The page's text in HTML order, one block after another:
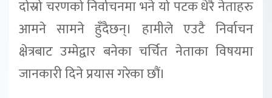
दोस्रो चरणको निर्वाचनमा भने यो पटक धेरै नेताहरु
आमने सामने हुँदैछन्। हामीले एउटै निर्वाचन
क्षेत्रबाट उम्मेद्वार बनेका चर्चित नेताका विषयमा
जानकारी दिने प्रयास गरेका छौं।